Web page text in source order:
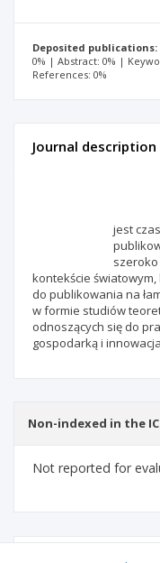
Deposited publications:
0% | Abstract: 0% |
References: 0%
Journal description
jest
kontekście
do publikowania na
w formie studiów
odnoszących się do
gospodarką i
Non-indexed in the
Not reported for